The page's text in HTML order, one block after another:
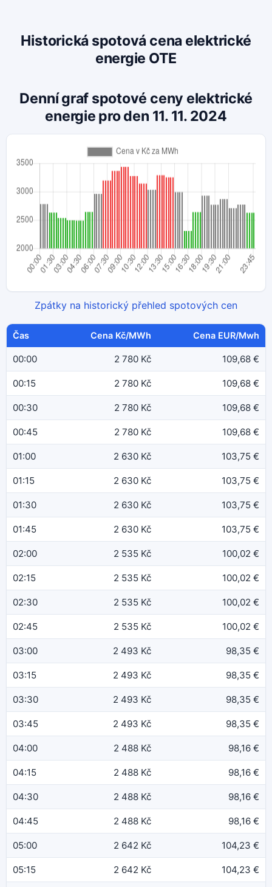
Historická spotová cena elektrické
energie OTE
Denní graf spotové ceny elektrické
energie pro den 11. 11. 2024
Zpátky na historický přehled spotových cen
Čas Cena Kč/MWh Cena EUR/Mwh
00:00 2 780 Kč 109,68 €
00:15 2 780 Kč 109,68 €
00:30 2 780 Kč 109,68 €
00:45 2 780 Kč 109,68 €
01:00 2 630 Kč 103,75 €
01:15 2 630 Kč 103,75 €
01:30 2 630 Kč 103,75 €
01:45 2 630 Kč 103,75 €
02:00 2 535 Kč 100,02 €
02:15 2 535 Kč 100,02 €
02:30 2 535 Kč 100,02 €
02:45 2 535 Kč 100,02 €
03:00 2 493 Kč 98,35 €
03:15 2 493 Kč 98,35 €
03:30 2 493 Kč 98,35 €
03:45 2 493 Kč 98,35 €
04:00 2 488 Kč 98,16 €
04:15 2 488 Kč 98,16 €
04:30 2 488 Kč 98,16 €
04:45 2 488 Kč 98,16 €
05:00 2 642 Kč 104,23 €
05:15 2 642 Kč 104,23 €